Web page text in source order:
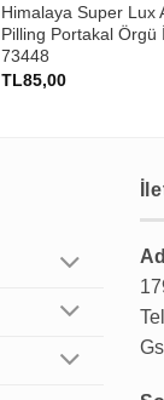
Himalaya Super Lux
Pilling Portakal Örgü
73448
TL85,00